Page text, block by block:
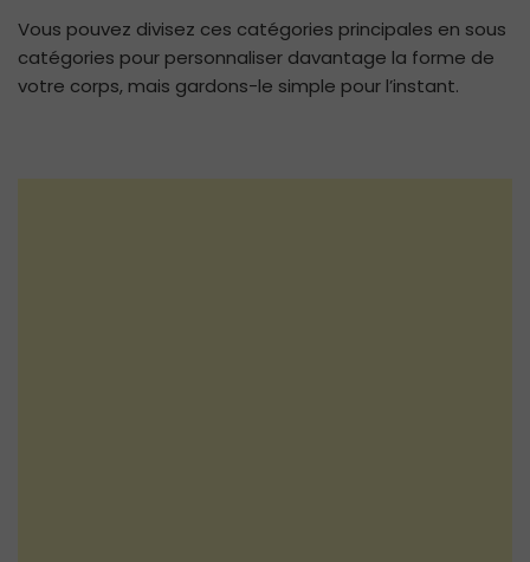
Vous pouvez divisez ces catégories principales en sous
catégories pour personnaliser davantage la forme de
votre corps, mais gardons-le simple pour l’instant.